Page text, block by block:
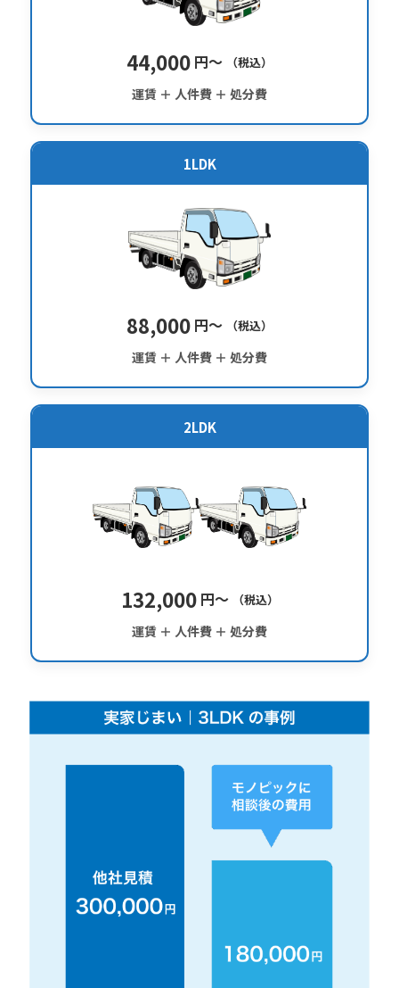
44,000 円〜 （税込）
運賃 ＋ 人件費 ＋ 処分費
1LDK
88,000 円〜 （税込）
運賃 ＋ 人件費 ＋ 処分費
2LDK
132,000 円〜 （税込）
運賃 ＋ 人件費 ＋ 処分費